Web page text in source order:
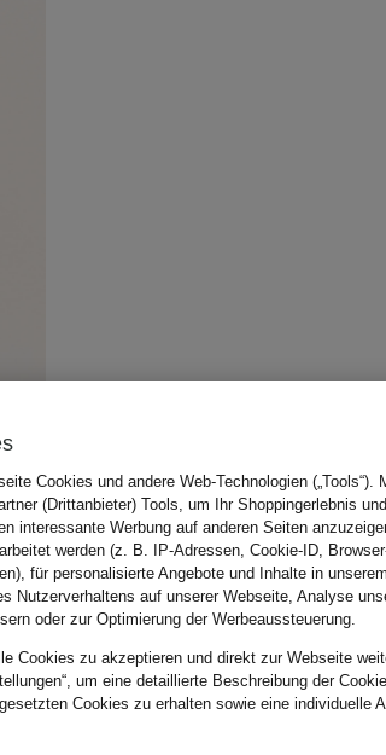
Cookies und andere Web-Technologien („Tools“).
(Drittanbieter) Tools, um Ihr Shoppingerlebnis
interessante Werbung auf anderen Seiten
werden (z. B. IP-Adressen, Cookie-ID,
für personalisierte Angebote und Inhalte in
Nutzerverhaltens auf unserer Webseite, Analyse
oder zur Optimierung der Werbeaussteuerung.
Cookies zu akzeptieren und direkt zur Webseite
um eine detaillierte Beschreibung der
Cookies zu erhalten sowie eine individuelle